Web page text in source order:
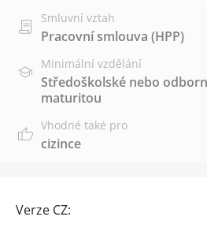
Smluvní vztah
Pracovní smlouva (HPP)
Minimální vzdělání
Středoškolské nebo
maturitou
Vhodné také pro
cizince
Verze CZ: